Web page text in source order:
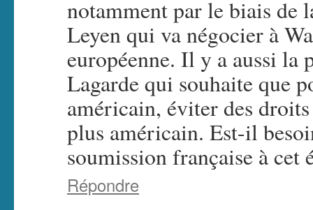
notamment par le biais de
Leyen qui va négocier à
européenne. Il y a aussi la
Lagarde qui souhaite que
américain, éviter des
plus américain. Est-il
soumission française à cet
Répondre